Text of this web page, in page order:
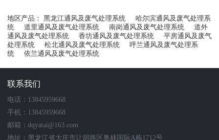
地区产品： 黑龙江通风及废气处理系统
哈尔滨通风及废气处理系
统
道里通风及废气处理系统 南岗通风及废气处理系统
道外
通风及废气处理系统
香坊通风及废气处理系统
平房通风及废气
处理系统
松北通风及废气处理系统
呼兰通风及废气处理系
统
依兰通风及废气处理系统
联系我们
电话：13845959668
手机：13845959668
邮箱：dqyatai@163.com
地址：黑龙江省大庆市让胡路区奥林国际A栋1712号